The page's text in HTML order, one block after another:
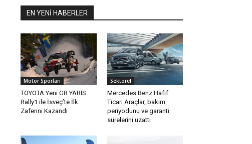
EN YENİ HABERLER
Motor Sporları
TOYOTA Yeni GR YARIS
Rally1 ile İsveç’te İlk
Zaferini Kazandı
Sektörel
Mercedes Benz Hafif
Ticari Araçlar, bakım
periyodunu ve garanti
sürelerini uzattı